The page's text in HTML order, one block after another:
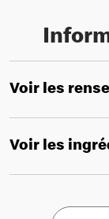
Voir les
Voir les